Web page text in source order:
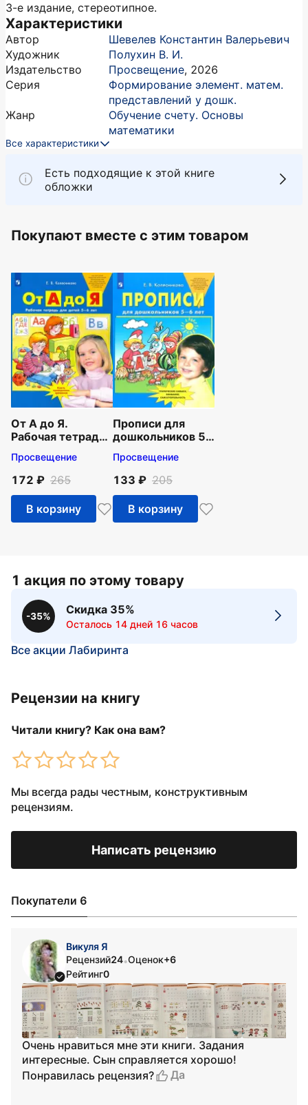
Есть подходящие к этой книге
обложки
3-е издание, стереотипное.
Характеристики
Автор
Шевелев Константин Валерьевич
Художник
Полухин В. И.
Издательство
Просвещение, 2026
Серия
Формирование элемент. матем.
представлений у дошк.
Жанр
Обучение счету. Основы
математики
Все характеристики
Покупают вместе c этим товаром
От А до Я.
Рабочая тетрадь
для детей 5-6
лет. ФГОС ДО
Просвещение
172 265
В корзину
Прописи для
дошкольников 5-
6 лет. ФГОС ДО
Просвещение
133 205
В корзину
1 акция по этому товару
-35%
Скидка 35%
Осталось 14 дней 16 часов
Все акции Лабиринта
Рецензии на книгу
Читали книгу? Как она вам?
Мы всегда рады честным, конструктивным
рецензиям.
Написать рецензию
Покупатели 6
Викуля Я
Рецензий24•Оценок+6
Рейтинг0
Очень нравиться мне эти книги. Задания
интересные. Сын справляется хорошо!
Понравилась рецензия?
Да